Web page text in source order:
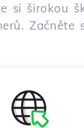
si širokou